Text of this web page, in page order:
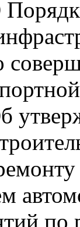
по